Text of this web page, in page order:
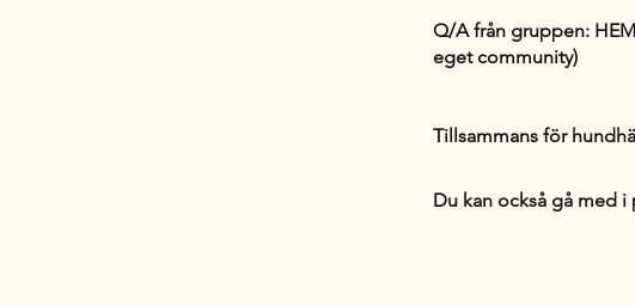
Q/A från gruppen:
eget community)
Du kan också gå med